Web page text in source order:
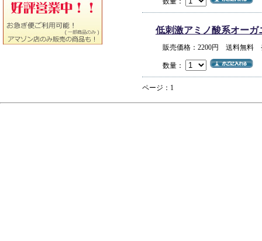
低刺激アミノ酸系オーガ
販売価格：2200円 送料無料
数量：
ページ：1